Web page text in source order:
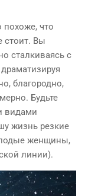
похоже, что
стоит. Вы
сталкиваясь с
благородно,
Будьте
видами
жизнь резкие
женщины,
линии).